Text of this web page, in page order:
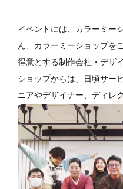
イベントには、カラーミー
ん、カラーミーショップを
得意とする制作会社・デザ
ショップからは、日頃サー
ニアやデザイナー、ディレ